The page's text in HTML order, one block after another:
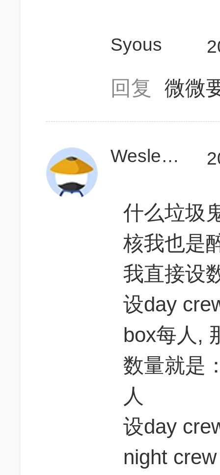
Syous
回复 微微
Wesley415
什么垃圾
核我也是
我直接设
设day
box每人,
数量就是
人
设day
night